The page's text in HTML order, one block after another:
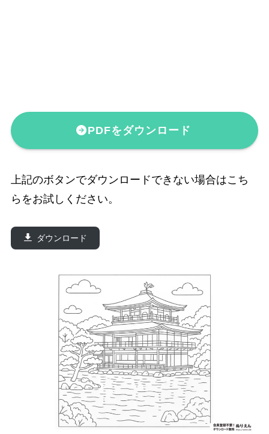
PDFをダウンロード
上記のボタンでダウンロードできない場合はこち
らをお試しください。
ダウンロード